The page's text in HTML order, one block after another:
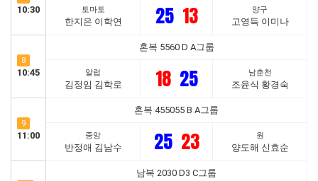
10:30 토마토
한지은 이학연 25 13 양구
고영득 이미나
8
10:45
혼복 5560 D A그룹
알럽
김정임 김학로 18 25 남춘천
조윤식 황경숙
9
11:00
혼복 455055 B A그룹
중앙
반정애 김남수 25 23 원
양도해 신효순
남복 2030 D3 C그룹